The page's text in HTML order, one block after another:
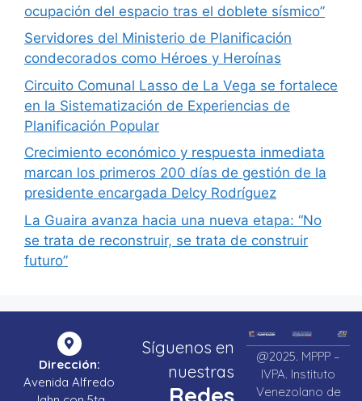
ocupación del espacio tras el doblete sísmico”
Servidores del Ministerio de Planificación
condecorados como Héroes y Heroínas
Circuito Comunal Lasso de La Vega se fortalece
en la Sistematización de Experiencias de
Planificación Popular
Crecimiento económico y respuesta inmediata
marcan los primeros 200 días de gestión de la
presidente encargada Delcy Rodríguez
La Guaira avanza hacia una nueva etapa: “No
se trata de reconstruir, se trata de construir
futuro”
Dirección:
Avenida Alfredo
Síguenos en
nuestras
Redes
@2025. MPPP –
IVPA. Instituto
Venezolano de